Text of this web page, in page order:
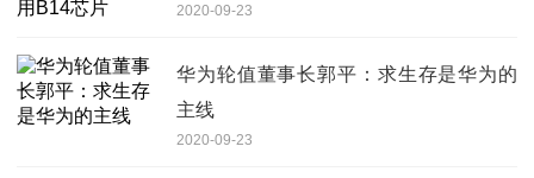
2020-09-23
华为轮值董事长郭平：求生存是华为的
主线
2020-09-23